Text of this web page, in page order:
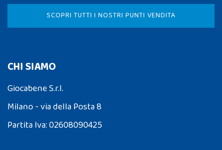
SCOPRI TUTTI I NOSTRI PUNTI VENDITA
CHI SIAMO
Giocabene S.r.l.
Milano - via della Posta 8
Partita Iva: 02608090425